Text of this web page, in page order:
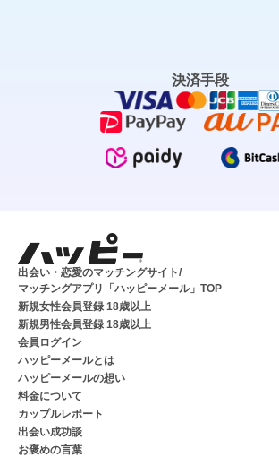
決済手段
出会い・恋愛のマッチングサイト/
マッチングアプリ「ハッピーメール」TOP
新規女性会員登録 18歳以上
新規男性会員登録 18歳以上
会員ログイン
ハッピーメールとは
ハッピーメールの想い
料金について
カップルレポート
出会い成功談
お褒めの言葉